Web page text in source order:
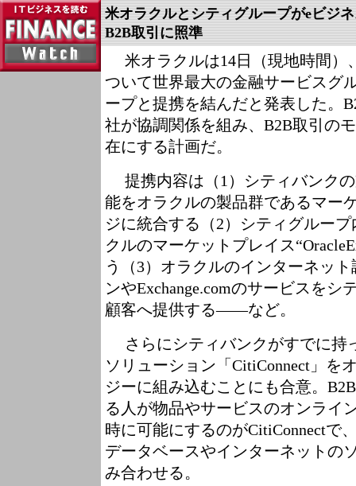
米オラクルとシティグループがeビジ
B2B取引に照準
米オラクルは14日（現地時間）
ついて世界最大の金融サービスグ
ープと提携を結んだと発表した。
社が協調関係を組み、B2B取引の
在にする計画だ。
提携内容は（1）シティバンク
能をオラクルの製品群であるマー
ジに統合する（2）シティグルー
クルのマーケットプレイス
う（3）オラクルのインターネッ
ンやExchange.comのサービスをシ
顧客へ提供する――など。
さらにシティバンクがすでに持
ソリューション「CitiConnect」を
ジーに組み込むことにも合意。
る人が物品やサービスのオンライ
時に可能にするのがCitiConnectで
データベースやインターネットの
み合わせる。